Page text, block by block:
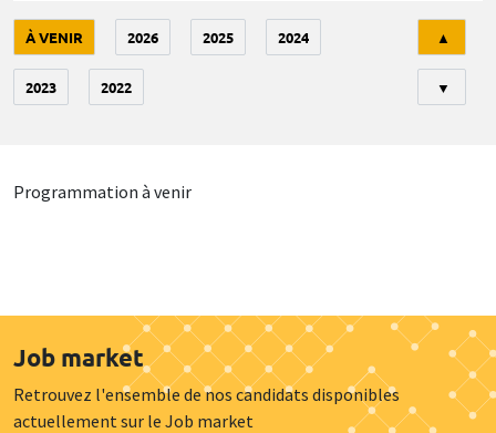
À VENIR 2026 2025 2024
2023 2022
▲
▼
Programmation à venir
Job market
Retrouvez l'ensemble de nos candidats disponibles
actuellement sur le Job market